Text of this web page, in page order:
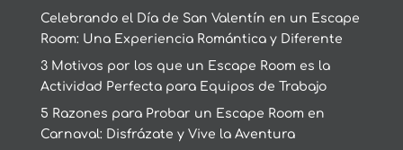
Celebrando el Día de San Valentín en un Escape
Room: Una Experiencia Romántica y Diferente
3 Motivos por los que un Escape Room es la
Actividad Perfecta para Equipos de Trabajo
5 Razones para Probar un Escape Room en
Carnaval: Disfrázate y Vive la Aventura